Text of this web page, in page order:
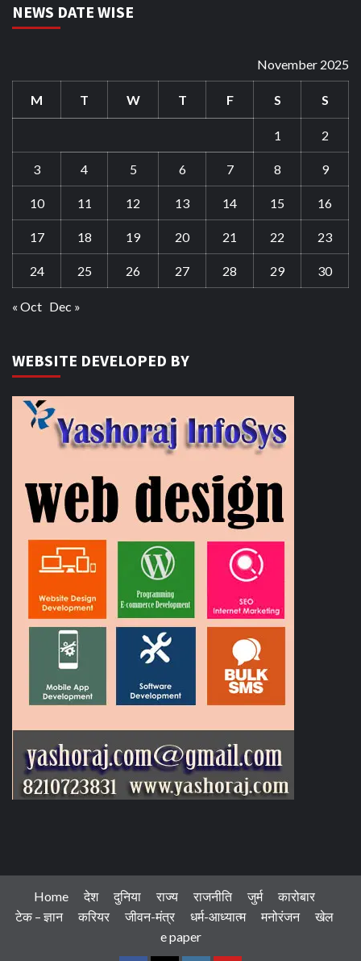
NEWS DATE WISE
November 2025
M T W T F S S
1 2
3 4 5 6 7 8 9
10 11 12 13 14 15 16
17 18 19 20 21 22 23
24 25 26 27 28 29 30
« Oct Dec »
WEBSITE DEVELOPED BY
Home देश दुनिया राज्य राजनीति जुर्म
कारोबार
टेक – ज्ञान
करियर जीवन-मंत्र धर्म-आध्यात्म मनोरंजन
खेल
e paper